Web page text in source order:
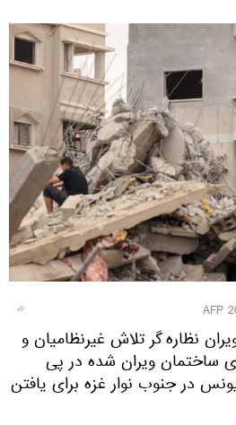
نظاره گر تلاش غیرنظامیان و
ساختمان ویران شده در پی
در جنوب نوار غزه برای یافتن